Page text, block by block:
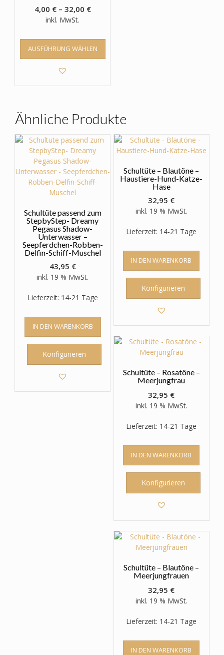
4,00 €– 32,00 €
inkl. MwSt.
AUSFÜHRUNG WÄHLEN
Dieses
weist
Optionen
können
auf
der
Produktseite
werden
Ähnliche Produkte
Schultüte passend zum
StepbyStep- Dreamy
Pegasus Shadow-
Unterwasser –
Seepferdchen-Robben-
Delfin-Schiff-Muschel
43,95 €
inkl. 19 % MwSt.
Lieferzeit: 14-21 Tage
IN DEN WARENKORB
Konfigurieren
Schultüte – Blautöne –
Haustiere-Hund-Katze-
Hase
32,95 €
inkl. 19 % MwSt.
Lieferzeit: 14-21 Tage
IN DEN WARENKORB
Konfigurieren
Schultüte – Rosatöne –
Meerjungfrau
32,95 €
inkl. 19 % MwSt.
Lieferzeit: 14-21 Tage
IN DEN WARENKORB
Konfigurieren
Schultüte – Blautöne –
Meerjungfrauen
32,95 €
inkl. 19 % MwSt.
Lieferzeit: 14-21 Tage
IN DEN WARENKORB